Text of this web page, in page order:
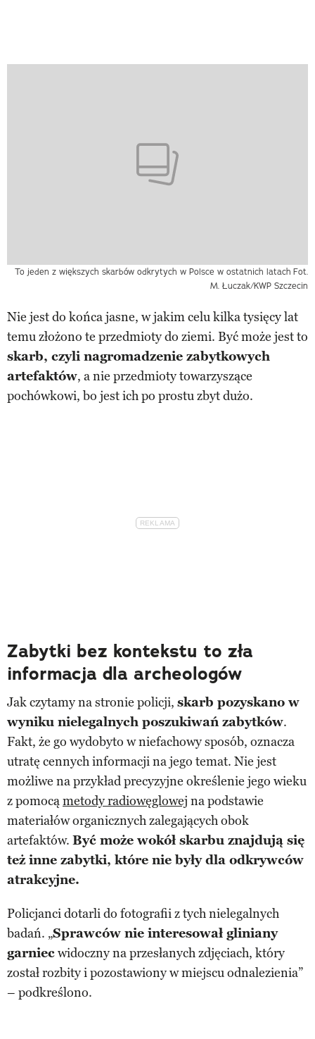
To jeden z większych skarbów odkrytych w Polsce w ostatnich latach Fot.
M. Łuczak/KWP Szczecin
Nie jest do końca jasne, w jakim celu kilka tysięcy lat
temu złożono te przedmioty do ziemi. Być może jest to
skarb, czyli nagromadzenie zabytkowych
artefaktów, a nie przedmioty towarzyszące
pochówkowi, bo jest ich po prostu zbyt dużo.
Zabytki bez kontekstu to zła
informacja dla archeologów
Jak czytamy na stronie policji, skarb pozyskano w
wyniku nielegalnych poszukiwań zabytków.
Fakt, że go wydobyto w niefachowy sposób, oznacza
utratę cennych informacji na jego temat. Nie jest
możliwe na przykład precyzyjne określenie jego wieku
z pomocąmetody radiowęglowej na podstawie
materiałów organicznych zalegających obok
artefaktów. Być może wokół skarbu znajdują się
też inne zabytki, które nie były dla odkrywców
atrakcyjne.
Policjanci dotarli do fotografii z tych nielegalnych
badań. „Sprawców nie interesował gliniany
garniecwidoczny na przesłanych zdjęciach, który
został rozbity i pozostawiony w miejscu odnalezienia”
– podkreślono.